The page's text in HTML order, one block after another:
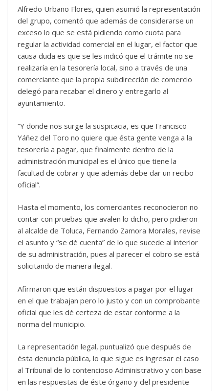
Alfredo Urbano Flores, quien asumió la representación
del grupo, comentó que además de considerarse un
exceso lo que se está pidiendo como cuota para
regular la actividad comercial en el lugar, el factor que
causa duda es que se les indicó que el trámite no se
realizaría en la tesorería local, sino a través de una
comerciante que la propia subdirección de comercio
delegó para recabar el dinero y entregarlo al
ayuntamiento.
“Y donde nos surge la suspicacia, es que Francisco
Yáñez del Toro no quiere que ésta gente venga a la
tesorería a pagar, que finalmente dentro de la
administración municipal es el único que tiene la
facultad de cobrar y que además debe dar un recibo
oficial”.
Hasta el momento, los comerciantes reconocieron no
contar con pruebas que avalen lo dicho, pero pidieron
al alcalde de Toluca, Fernando Zamora Morales, revise
el asunto y “se dé cuenta” de lo que sucede al interior
de su administración, pues al parecer el cobro se está
solicitando de manera ilegal.
Afirmaron que están dispuestos a pagar por el lugar
en el que trabajan pero lo justo y con un comprobante
oficial que les dé certeza de estar conforme a la
norma del municipio.
La representación legal, puntualizó que después de
ésta denuncia pública, lo que sigue es ingresar el caso
al Tribunal de lo contencioso Administrativo y con base
en las respuestas de éste órgano y del presidente